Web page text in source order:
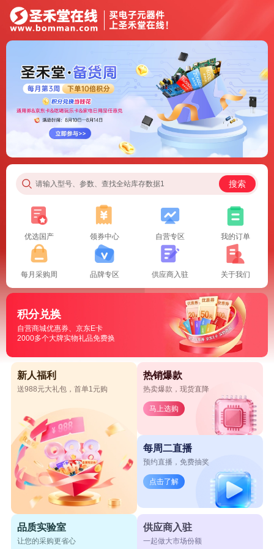
请输入型号、参数、查找全站库存数据1 搜索
优选国产 领券中心 自营专区 我的订单
每月采购周 品牌专区 供应商入驻 关于我们
积分兑换
自营商城优惠券、京东E卡
2000多个大牌实物礼品免费换
新人福利
送988元大礼包，首单1元购
热销爆款
热卖爆款，现货直降
马上选购
每周二直播
预约直播，免费抽奖
点击了解
品质实验室
让您的采购更省心
供应商入驻
一起做大市场份额